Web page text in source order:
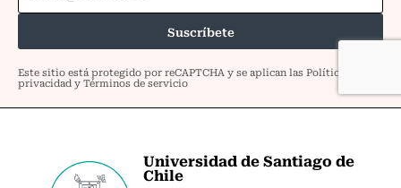
Universidad de Santiago de
Chile